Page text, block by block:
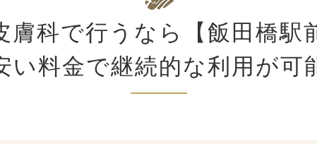
膚科で行うなら【飯田橋駅
い料金で継続的な利用が可